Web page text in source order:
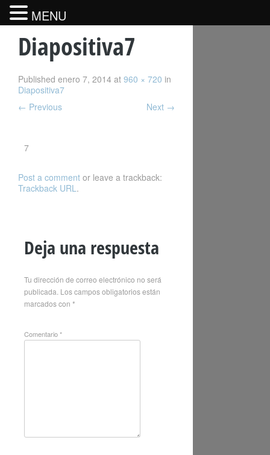
Diapositiva7
Published enero 7, 2014 at 960 × 720 in
Diapositiva7
← Previous Next →
7
Post a comment or leave a trackback:
Trackback URL.
Deja una respuesta
Tu dirección de correo electrónico no será
publicada. Los campos obligatorios están
marcados con *
Comentario*
MENU